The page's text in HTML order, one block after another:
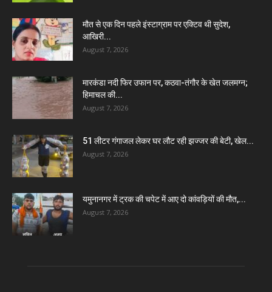
मौत से एक दिन पहले इंस्टाग्राम पर एक्टिव थी सुदेश,
आखिरी...
August 7, 2026
मारकंडा नदी फिर उफान पर, कठवा-तंगौर के खेत जलमग्न;
हिमाचल की...
August 7, 2026
51 लीटर गंगाजल लेकर घर लौट रही झज्जर की बेटी, खेल...
August 7, 2026
यमुनानगर में ट्रक की चपेट में आए दो कांवड़ियों की मौत,...
August 7, 2026